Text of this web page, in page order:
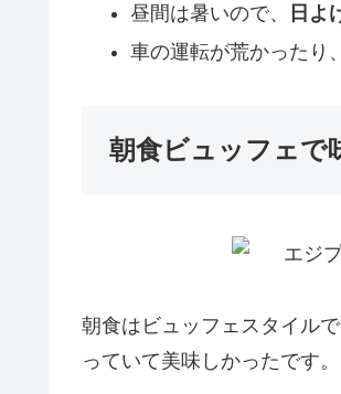
昼間は暑いので、
日よ
車の運転が荒かったり
朝食ビュッフェで
朝食はビュッフェスタイル
っていて美味しかったです。